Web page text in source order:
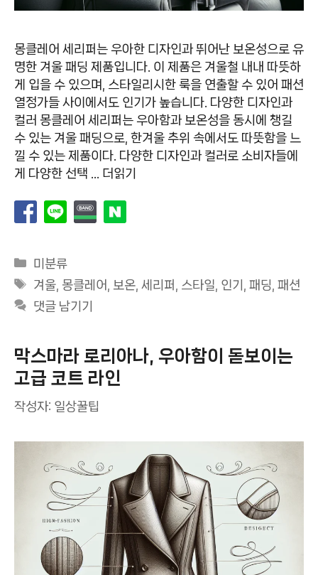
몽클레어 세리퍼는 우아한 디자인과 뛰어난 보온성으로 유
명한 겨울 패딩 제품입니다. 이 제품은 겨울철 내내 따뜻하
게 입을 수 있으며, 스타일리시한 룩을 연출할 수 있어 패션
열정가들 사이에서도 인기가 높습니다. 다양한 디자인과
컬러 몽클레어 세리퍼는 우아함과 보온성을 동시에 챙길
수 있는 겨울 패딩으로, 한겨울 추위 속에서도 따뜻함을 느
낄 수 있는 제품이다. 다양한 디자인과 컬러로 소비자들에
게 다양한 선택 …
더읽기
카
테
리
미분류
태
그
겨울 몽클레어 보온 ,세리퍼 스타일 인기 ,패딩 ,패션
댓글 남기기
막스마라 로리아나, 우아함이 돋보이는
고급 코트 라인
작성자: 일상꿀팁